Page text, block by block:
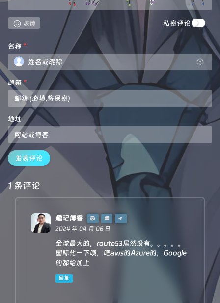
表情 私密评论
名称 *
🎲
邮箱*
地址
发表评论
1 条评论
趣记博客
2024 年 04 月 06 日
全球最大的，route53居然没有。。。。。
国际化一下呗，吧aws的Azure的，Google
的都给加上
回复